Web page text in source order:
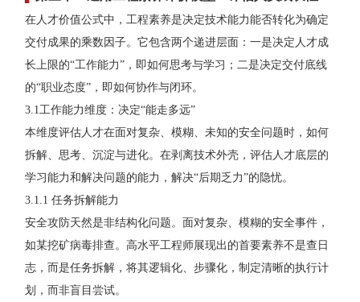
在人才价值公式中，工程素养是决定技术能力能否转化为确定
交付成果的乘数因子。它包含两个递进层面：一是决定人才成
长上限的“工作能力”，即如何思考与学习；二是决定交付底线
的“职业态度”，即如何协作与闭环。
3.1工作能力维度：决定“能走多远”
本维度评估人才在面对复杂、模糊、未知的安全问题时，如何
拆解、思考、沉淀与进化。在剥离技术外壳，评估人才底层的
学习能力和解决问题的能力，解决“后期乏力”的隐忧。
3.1.1 任务拆解能力
安全攻防天然是非结构化问题。面对复杂、模糊的安全事件，
如某挖矿病毒排查。高水平工程师展现出的首要素养不是查日
志，而是任务拆解，将其逻辑化、步骤化，制定清晰的执行计
划，而非盲目尝试。